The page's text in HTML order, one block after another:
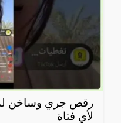
رقص جري وساخن
لأي فتاة